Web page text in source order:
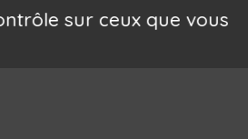
sur ceux que vous